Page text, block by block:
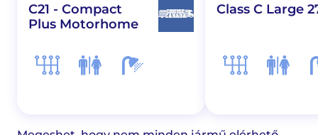
C21 - Compact
Plus Motorhome
Class C Large